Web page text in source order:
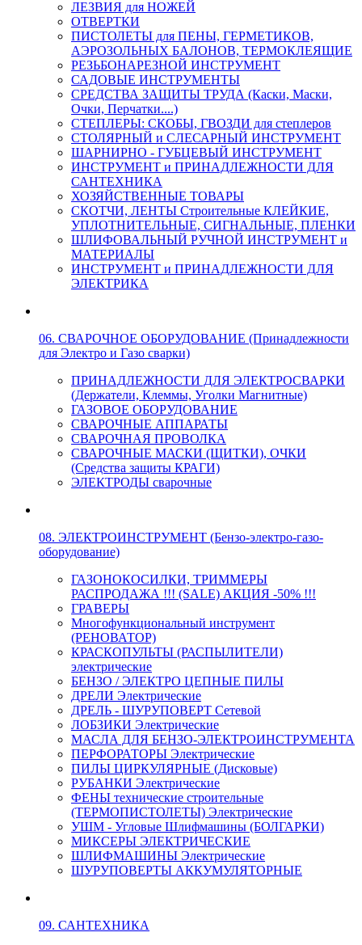
ЛЕЗВИЯ для НОЖЕЙ
ОТВЕРТКИ
ПИСТОЛЕТЫ для ПЕНЫ, ГЕРМЕТИКОВ,
АЭРОЗОЛЬНЫХ БАЛОНОВ, ТЕРМОКЛЕЯЩИЕ
РЕЗЬБОНАРЕЗНОЙ ИНСТРУМЕНТ
САДОВЫЕ ИНСТРУМЕНТЫ
СРЕДСТВА ЗАЩИТЫ ТРУДА (Каски, Маски,
Очки, Перчатки....)
СТЕПЛЕРЫ: СКОБЫ, ГВОЗДИ для степлеров
СТОЛЯРНЫЙ и СЛЕСАРНЫЙ ИНСТРУМЕНТ
ШАРНИРНО - ГУБЦЕВЫЙ ИНСТРУМЕНТ
ИНСТРУМЕНТ и ПРИНАДЛЕЖНОСТИ ДЛЯ
САНТЕХНИКА
ХОЗЯЙСТВЕННЫЕ ТОВАРЫ
СКОТЧИ, ЛЕНТЫ Строительные КЛЕЙКИЕ,
УПЛОТНИТЕЛЬНЫЕ, СИГНАЛЬНЫЕ, ПЛЕНКИ
ШЛИФОВАЛЬНЫЙ РУЧНОЙ ИНСТРУМЕНТ и
МАТЕРИАЛЫ
ИНСТРУМЕНТ и ПРИНАДЛЕЖНОСТИ ДЛЯ
ЭЛЕКТРИКА
06. СВАРОЧНОЕ ОБОРУДОВАНИЕ (Принадлежности
для Электро и Газо сварки)
ПРИНАДЛЕЖНОСТИ ДЛЯ ЭЛЕКТРОСВАРКИ
(Держатели, Клеммы, Уголки Магнитные)
ГАЗОВОЕ ОБОРУДОВАНИЕ
СВАРОЧНЫЕ АППАРАТЫ
СВАРОЧНАЯ ПРОВОЛКА
СВАРОЧНЫЕ МАСКИ (ЩИТКИ), ОЧКИ
(Средства защиты КРАГИ)
ЭЛЕКТРОДЫ сварочные
08. ЭЛЕКТРОИНСТРУМЕНТ (Бензо-электро-газо-
оборудование)
ГАЗОНОКОСИЛКИ, ТРИММЕРЫ
РАСПРОДАЖА !!! (SALE) АКЦИЯ -50% !!!
ГРАВЕРЫ
Многофункциональный инструмент
(РЕНОВАТОР)
КРАСКОПУЛЬТЫ (РАСПЫЛИТЕЛИ)
электрические
БЕНЗО / ЭЛЕКТРО ЦЕПНЫЕ ПИЛЫ
ДРЕЛИ Электрические
ДРЕЛЬ - ШУРУПОВЕРТ Сетевой
ЛОБЗИКИ Электрические
МАСЛА ДЛЯ БЕНЗО-ЭЛЕКТРОИНСТРУМЕНТА
ПЕРФОРАТОРЫ Электрические
ПИЛЫ ЦИРКУЛЯРНЫЕ (Дисковые)
РУБАНКИ Электрические
ФЕНЫ технические строительные
(ТЕРМОПИСТОЛЕТЫ) Электрические
УШМ - Угловые Шлифмашины (БОЛГАРКИ)
МИКСЕРЫ ЭЛЕКТРИЧЕСКИЕ
ШЛИФМАШИНЫ Электрические
ШУРУПОВЕРТЫ АККУМУЛЯТОРНЫЕ
09. САНТЕХНИКА